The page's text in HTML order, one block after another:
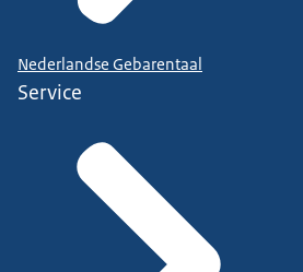
Nederlandse Gebarentaal
Service